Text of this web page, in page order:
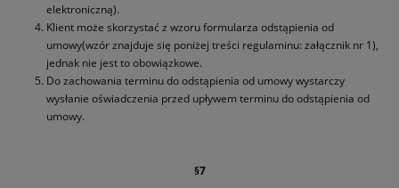
elektroniczną).
Klient może skorzystać z wzoru formularza odstąpienia od
umowy(wzór znajduje się poniżej treści regulaminu: załącznik nr 1),
jednak nie jest to obowiązkowe.
Do zachowania terminu do odstąpienia od umowy wystarczy
wysłanie oświadczenia przed upływem terminu do odstąpienia od
umowy.
§7